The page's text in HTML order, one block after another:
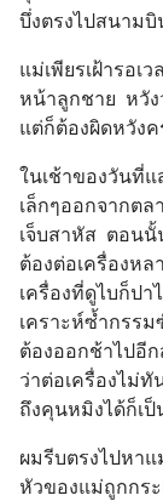
บึ่งตรงไปสนาม
แม่เพียรเฝ้ารอเ
หน้าลูกชาย  หวั
แต่ก็ต้องผิดหวังค
ในเช้าของวันที่
เล็กๆออกจากต
เจ็บสาหัส  ตอน
ต้องต่อเครื่องห
เครื่องที่ดูไบก็ป
เคราะห์ซ้ำกรร
ต้องออกช้าไปอี
ว่าต่อเครื่องไม่ทั
ถึงคุนหมิงได้ก็เ
ผมรีบตรงไปหา
หัวของแม่ถูกกร